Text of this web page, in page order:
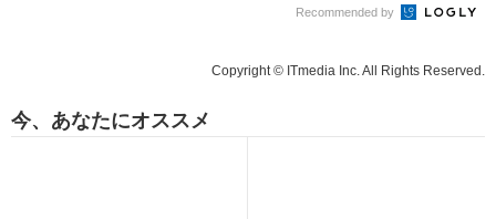
Recommended by
Copyright © ITmedia Inc. All Rights Reserved.
今、あなたにオススメ